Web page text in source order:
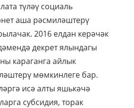
түләү социаль
аша рәсмиләштерү
2016 елдан керәчәк
декрет ялындагы
караганга айлык
мөмкинлеге бар.
исә алты яшькәчә
субсидия, торак